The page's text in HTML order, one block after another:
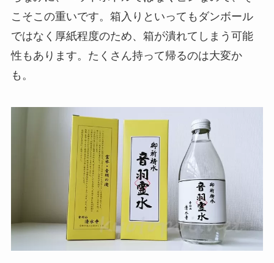
こそこの重いです。箱入りといってもダンボール
ではなく厚紙程度のため、箱が潰れてしまう可能
性もあります。たくさん持って帰るのは大変か
も。